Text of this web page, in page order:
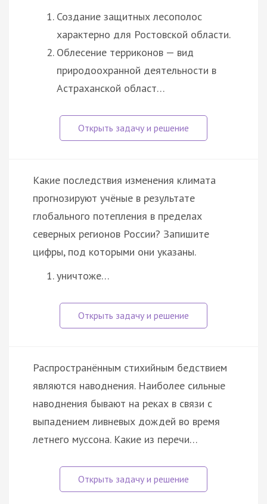
Создание защитных лесополос
характерно для Ростовской области.
Облесение терриконов — вид
природоохранной деятельности в
Астраханской област…
Какие последствия изменения климата
прогнозируют учёные в результате
глобального потепления в пределах
северных регионов России? Запишите
цифры, под которыми они указаны.
уничтоже…
Распространённым стихийным бедствием
являются наводнения. Наиболее сильные
наводнения бывают на реках в связи с
выпадением ливневых дождей во время
летнего муссона. Какие из перечи…